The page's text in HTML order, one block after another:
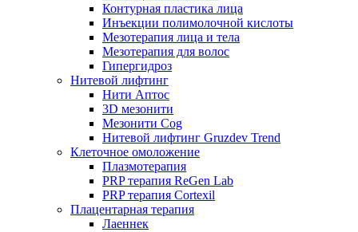
Контурная пластика лица
Инъекции полимолочной кислоты
Мезотерапия лица и тела
Мезотерапия для волос
Гипергидроз
Нитевой лифтинг
Нити Аптос
3D мезонити
Мезонити Cog
Нитевой лифтинг Gruzdev Trend
Клеточное омоложение
Плазмотерапия
PRP терапия ReGen Lab
PRP терапия Cortexil
Плацентарная терапия
Лаеннек